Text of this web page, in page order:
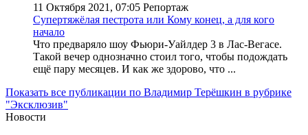
11 Октября 2021, 07:05 Репортаж
Супертяжёлая пестрота или Кому конец, а для кого
начало
Что предваряло шоу Фьюри-Уайлдер 3 в Лас-Вегасе.
Такой вечер однозначно стоил того, чтобы подождать
ещё пару месяцев. И как же здорово, что ...
Показать все публикации по Владимир Терёшкин в рубрике
"Эксклюзив"
Новости